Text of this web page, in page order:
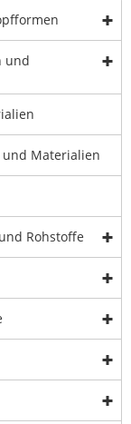
und
und Materialien
Rohstoffe